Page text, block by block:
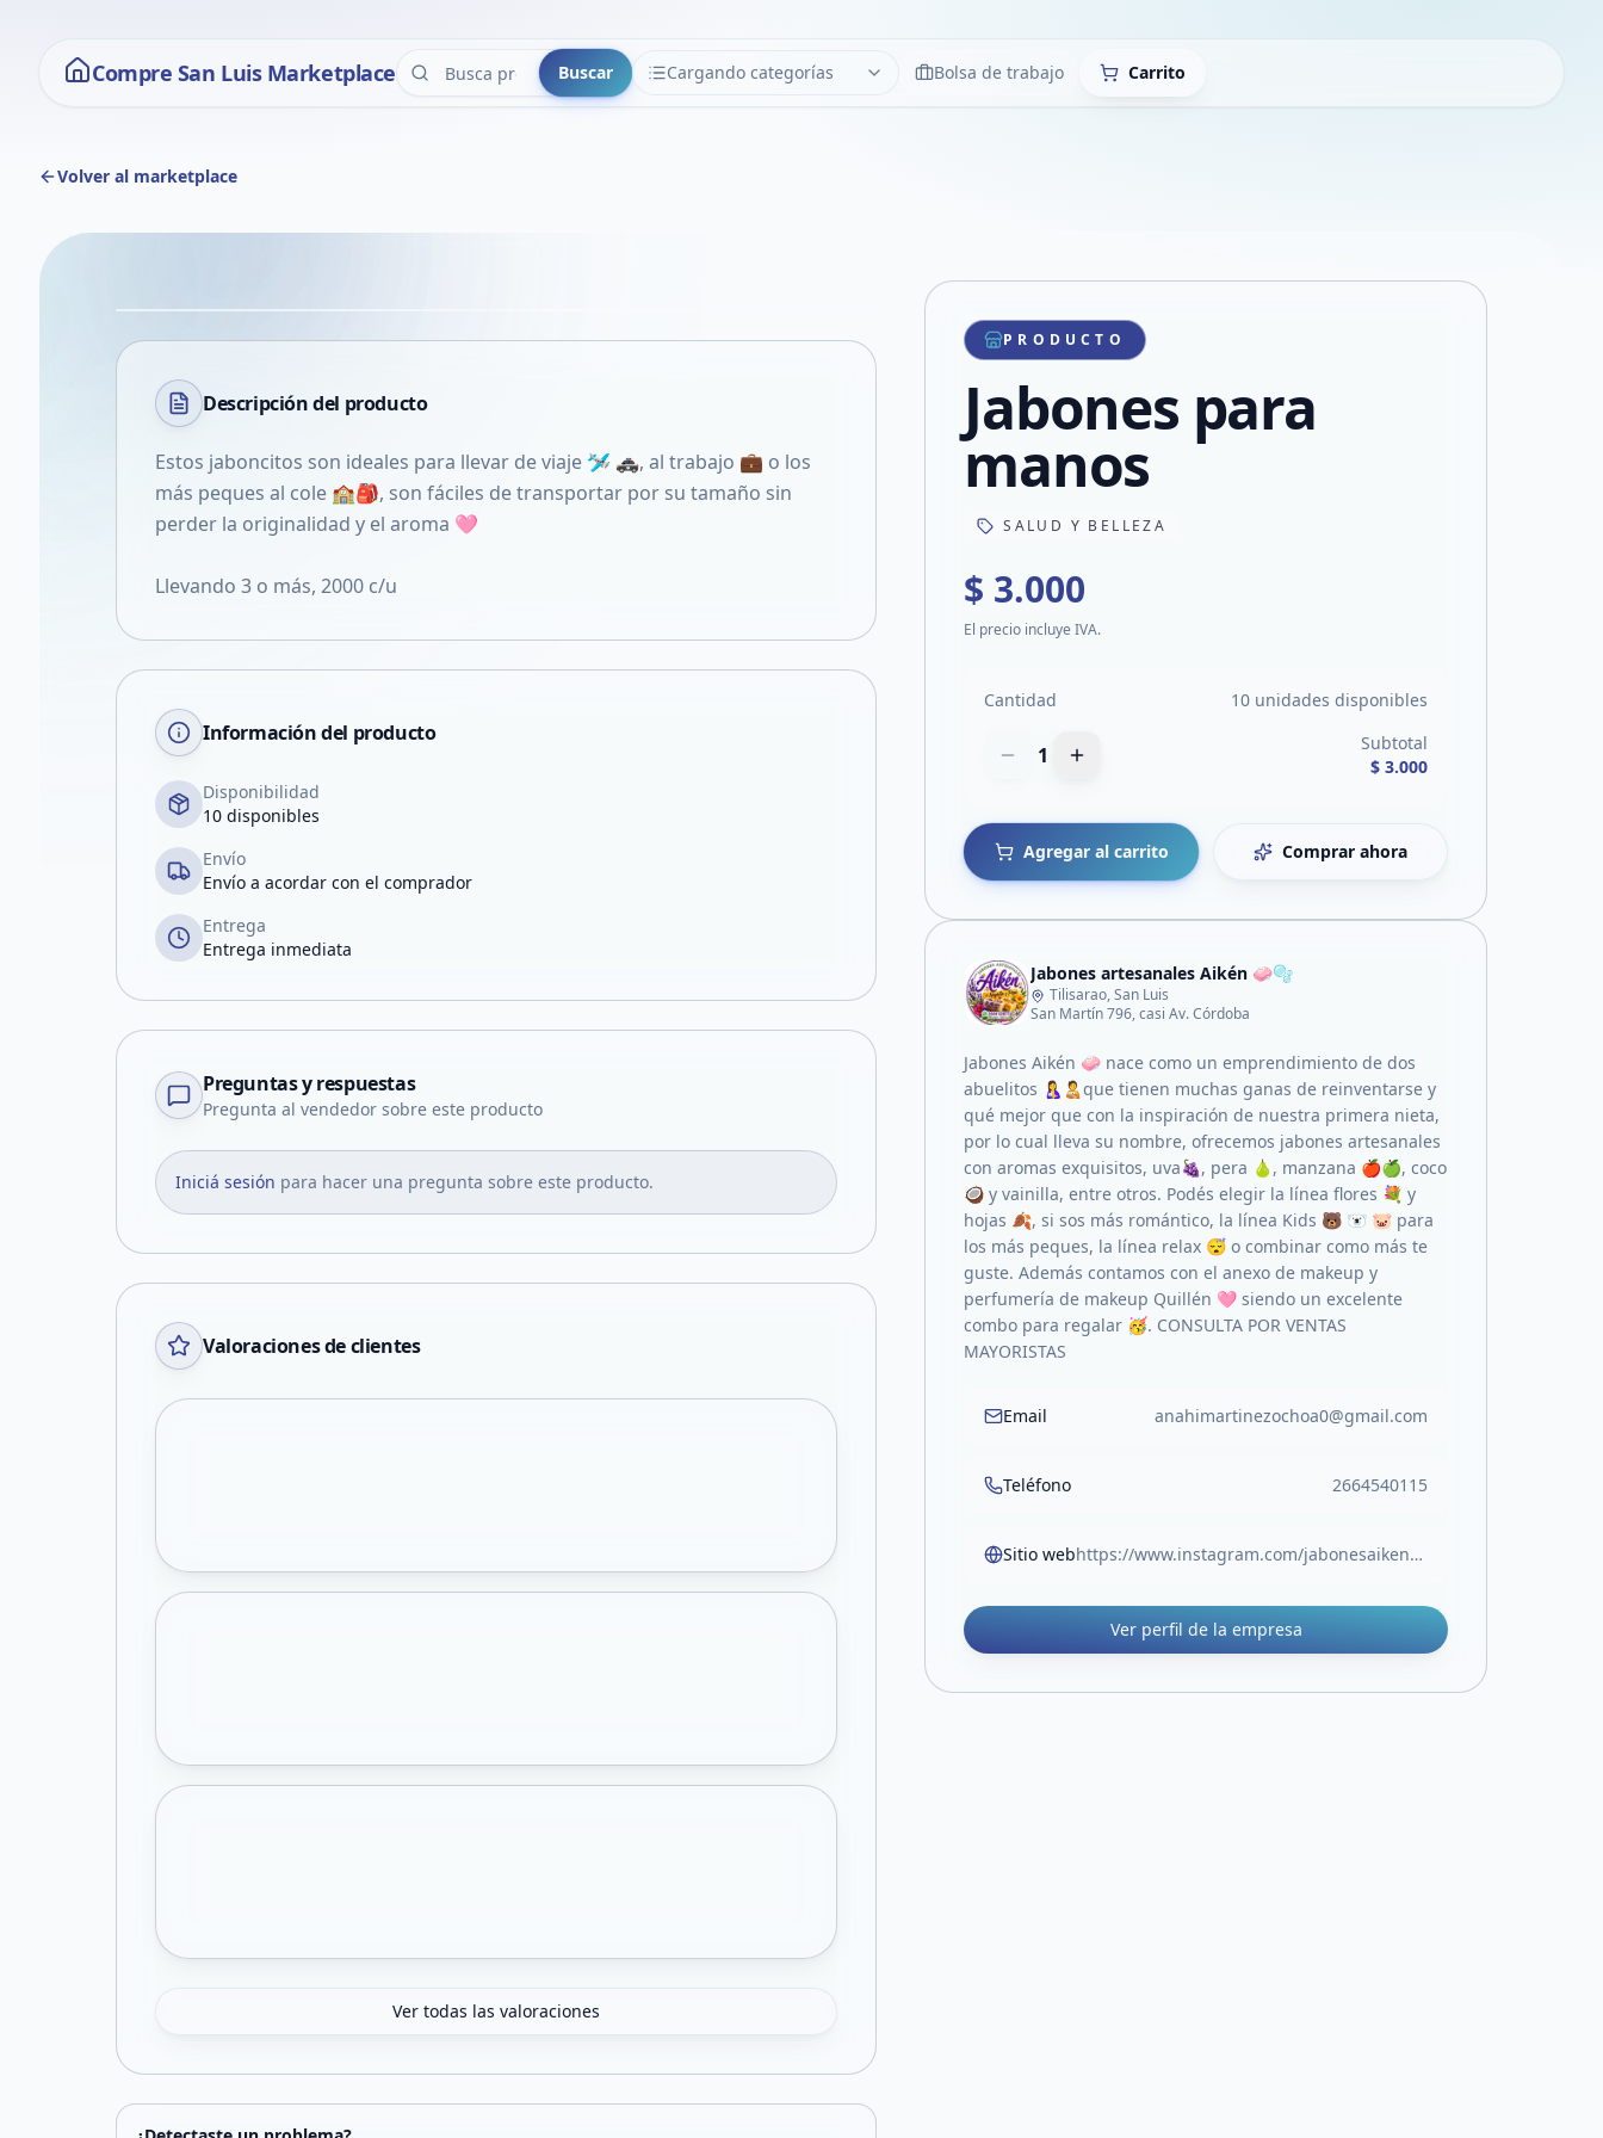
Compre San Luis Marketplace Buscar Cargando categorías
CATEGORÍAS LimpiarBolsa de trabajo Carrito
Volver al marketplace
VER EN PANTALLA COMPLETA
Compartir producto
Compartir por WhatsApp
Compartir por mail
Compartir en Facebook
Compartir en X
Descripción del producto
Estos jaboncitos son ideales para llevar de viaje 🛩️ 🚓, al trabajo 💼 o los
más peques al cole 🏫🎒, son fáciles de transportar por su tamaño sin
perder la originalidad y el aroma 🩷
Llevando 3 o más, 2000 c/u
Información del producto
Disponibilidad
10 disponibles
Envío
Envío a acordar con el comprador
Entrega
Entrega inmediata
Preguntas y respuestas
Pregunta al vendedor sobre este producto
Iniciá sesión para hacer una pregunta sobre este producto.
Valoraciones de clientes
Ver todas las valoraciones
PRODUCTO
Jabones para
manos
SALUD Y BELLEZA
$ 3.000
El precio incluye IVA.
Cantidad 10 unidades disponibles
1
Subtotal
$ 3.000
Agregar al carrito Comprar ahora
Jabones artesanales Aikén 🧼🫧
Tilisarao, San Luis
San Martín 796, casi Av. Córdoba
Jabones Aikén 🧼 nace como un emprendimiento de dos
abuelitos 🤱🧑‍🍼que tienen muchas ganas de reinventarse y
qué mejor que con la inspiración de nuestra primera nieta,
por lo cual lleva su nombre, ofrecemos jabones artesanales
con aromas exquisitos, uva🍇, pera 🍐, manzana 🍎🍏, coco
🥥 y vainilla, entre otros. Podés elegir la línea flores 💐 y
hojas 🍂, si sos más romántico, la línea Kids 🐻 🐻‍❄️ 🐷 para
los más peques, la línea relax 😴 o combinar como más te
guste. Además contamos con el anexo de makeup y
perfumería de makeup Quillén 🩷 siendo un excelente
combo para regalar 🥳. CONSULTA POR VENTAS
MAYORISTAS
Email anahimartinezochoa0@gmail.com
Teléfono 2664540115
Sitio web https://www.instagram.com/jabonesaiken?igsh=Z2EyNzNwaWwxbzdx
Ver perfil de la empresa